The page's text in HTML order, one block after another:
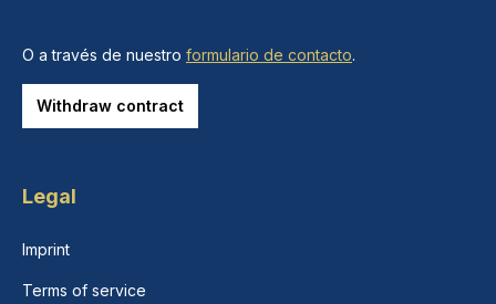
O a través de nuestro formulario de contacto.
Withdraw contract
Legal
Imprint
Terms of service